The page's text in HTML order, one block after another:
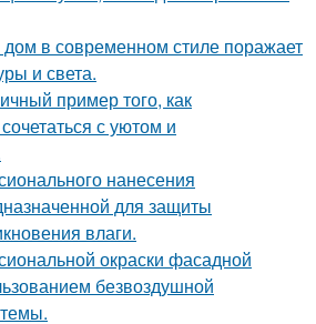
дом в современном стиле поражает
и света.
пример того, как
с уютом и
нанесения
для защиты
влаги.
окраски фасадной
безвоздушной